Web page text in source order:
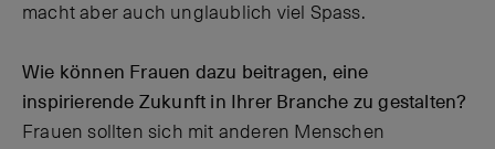
macht aber auch unglaublich viel Spass.
Wie können Frauen dazu beitragen, eine
inspirierende Zukunft in Ihrer Branche zu gestalten?
Frauen sollten sich mit anderen Menschen